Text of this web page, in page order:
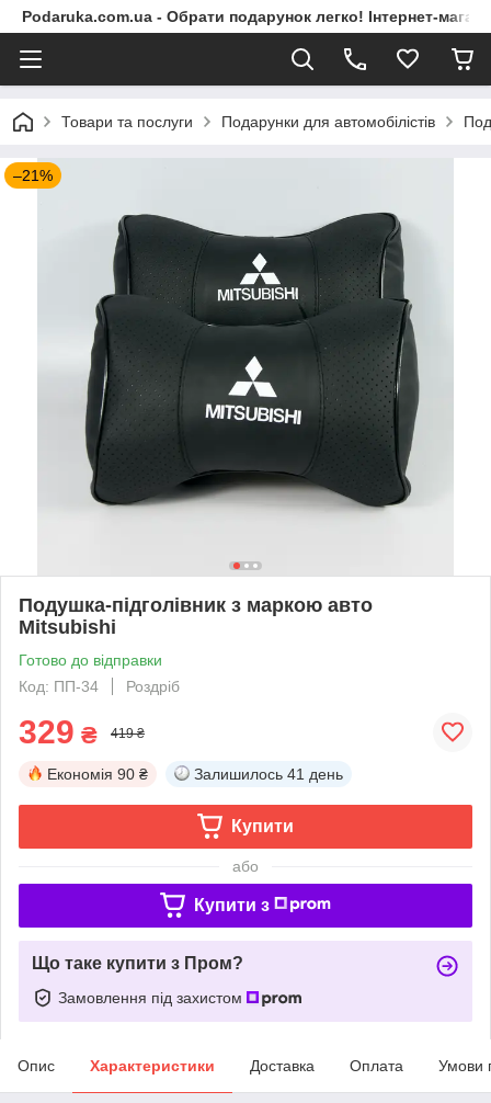
Podaruka.com.ua - Обрати подарунок легко! Інтернет-
Товари та послуги Подарунки для автомобілістів
–21%
Подушка-підголівник з маркою авто
Mitsubishi
Готово до відправки
Код: ПП-34
Роздріб
329 ₴ 419 ₴
Економія 90 ₴ Залишилось 41 день
Купити
або
Купити з
Що таке купити з Пром?
Замовлення під захистом
Опис Характеристики Доставка Оплата Умови